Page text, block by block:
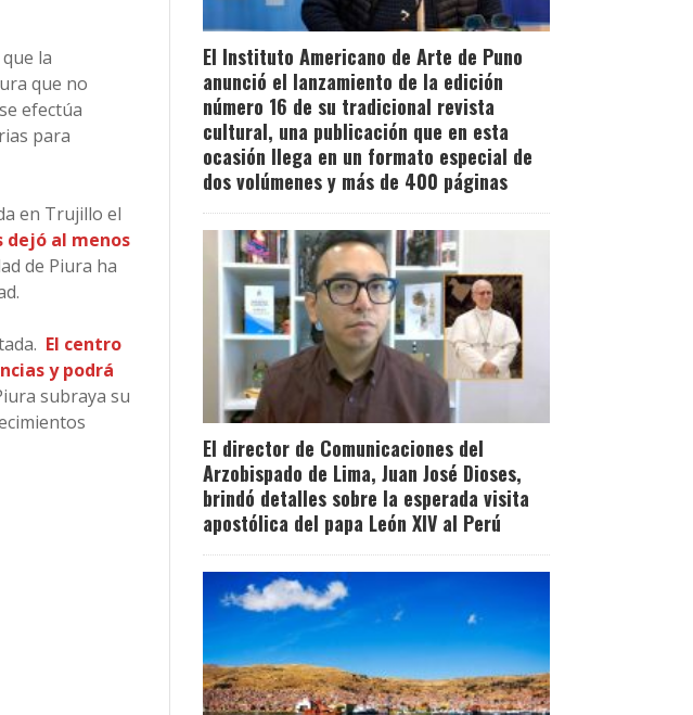
la
que no
efectúa
para
en Trujillo el
dejó al menos
de Piura ha
El centro
y podrá
subraya su
El Instituto Americano de Arte de Puno
anunció el lanzamiento de la edición
número 16 de su tradicional revista
cultural, una publicación que en esta
ocasión llega en un formato especial de
dos volúmenes y más de 400 páginas
El director de Comunicaciones del
Arzobispado de Lima, Juan José Dioses,
brindó detalles sobre la esperada visita
apostólica del papa León XIV al Perú